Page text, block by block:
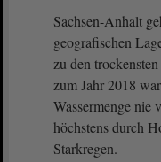
Sachsen-Anhalt
geografischen
zu den
zum Jahr 2018
Wassermenge nie
höchstens durch
Starkregen.